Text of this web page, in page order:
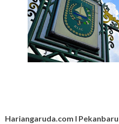
Hariangaruda.com I Pekanbaru